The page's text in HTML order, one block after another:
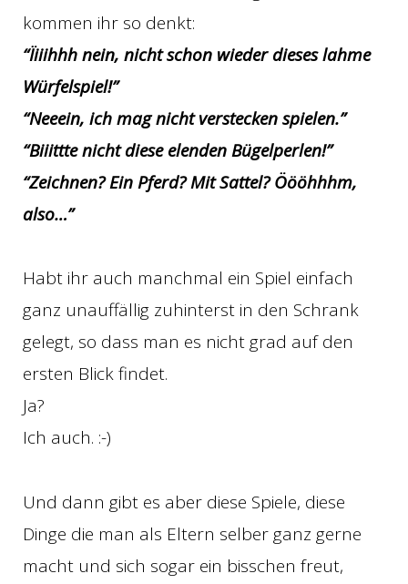
kommen ihr so denkt:
“Ïiiihhh nein, nicht schon wieder dieses lahme
Würfelspiel!”
“Neeein, ich mag nicht verstecken spielen.”
“Biiittte nicht diese elenden Bügelperlen!”
“Zeichnen? Ein Pferd? Mit Sattel? Öööhhhm,
also…”
Habt ihr auch manchmal ein Spiel einfach
ganz unauffällig zuhinterst in den Schrank
gelegt, so dass man es nicht grad auf den
ersten Blick findet.
Ja?
Ich auch. :-)
Und dann gibt es aber diese Spiele, diese
Dinge die man als Eltern selber ganz gerne
macht und sich sogar ein bisschen freut,